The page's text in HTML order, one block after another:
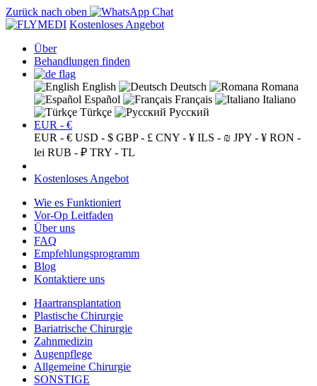
Zurück nach oben
Kostenloses Angebot
Über
Behandlungen finden
English Deutsch
Romana
Español
Français
Italiano
Türkçe
Русский
EUR - €
EUR - € USD - $ GBP - £ CNY - ¥ ILS - ₪ JPY - ¥ RON -
lei RUB - ₽ TRY - TL
Kostenloses Angebot
Wie es Funktioniert
Vor-Op Leitfaden
Über uns
FAQ
Empfehlungsprogramm
Blog
Kontaktiere uns
Haartransplantation
Plastische Chirurgie
Bariatrische Chirurgie
Zahnmedizin
Augenpflege
Allgemeine Chirurgie
SONSTIGE